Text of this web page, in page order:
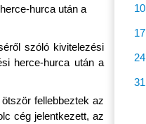
hurca után a
szóló kivitelezési
herce-hurca után a
fellebbeztek az
cég jelentkezett, az
10
17
24
31